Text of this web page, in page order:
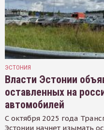
ЭСТОНИЯ
Власти Эстонии
оставленных на
автомобилей
С октября 2025 года
Эстонии начнет изымать